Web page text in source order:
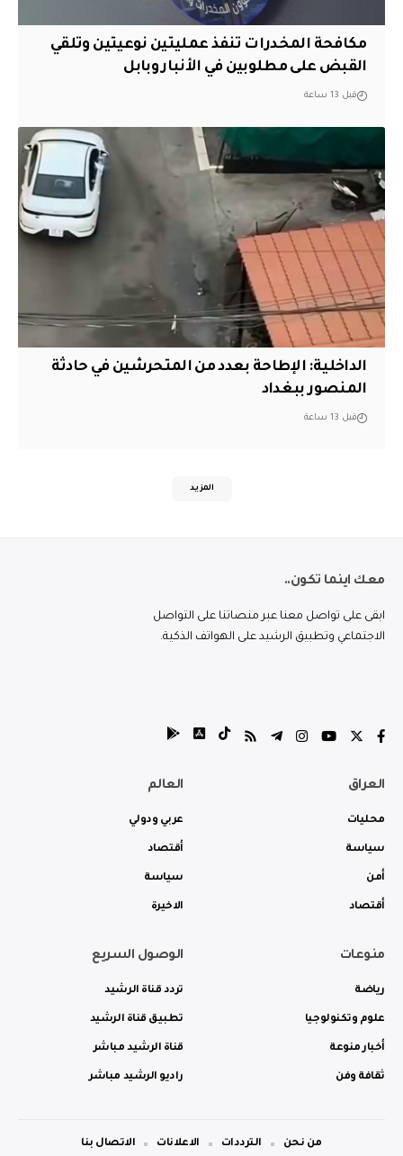
مكافحة المخدرات تنفذ عمليتين نوعيتين وتلقي
القبض على مطلوبين في الأنبار وبابل
قبل 13 ساعة
الداخلية: الإطاحة بعدد من المتحرشين في حادثة
المنصور ببغداد
قبل 13 ساعة
المزيد
معك اينما تكون..
ابقى على تواصل معنا عبر منصاتنا على التواصل
الاجتماعي وتطبيق الرشيد على الهواتف الذكية.
العراق
محليات
سياسة
أمن
أقتصاد
العالم
عربي ودولي
أقتصاد
سياسة
الاخيرة
منوعات
رياضة
علوم وتكنولوجيا
أخبار منوعة
ثقافة وفن
الوصول السريع
تردد قناة الرشيد
تطبيق قناة الرشيد
قناة الرشيد مباشر
راديو الرشيد مباشر
من نحن الترددات الاعلانات الاتصال بنا